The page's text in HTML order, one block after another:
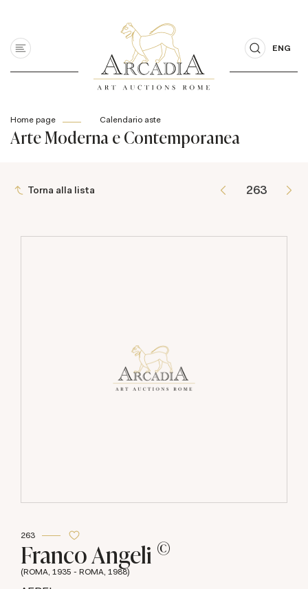
ENG
Home page Calendario aste
Arte Moderna e Contemporanea
Torna alla lista
263
Franco Angeli ©
(ROMA, 1935 - ROMA, 1988)